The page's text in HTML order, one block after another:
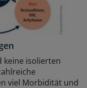
keine isolierten
viel Morbidität und